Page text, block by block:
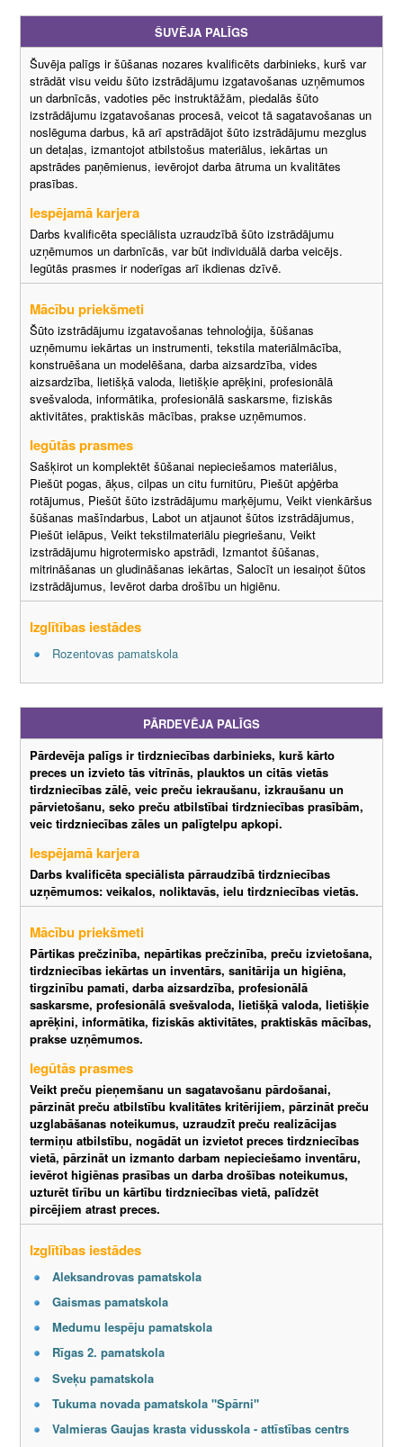
ŠUVĒJA PALĪGS
Šuvēja palīgs ir šūšanas nozares kvalificēts darbinieks, kurš var
strādāt visu veidu šūto izstrādājumu izgatavošanas uzņēmumos
un darbnīcās, vadoties pēc instruktāžām, piedalās šūto
izstrādājumu izgatavošanas procesā, veicot tā sagatavošanas un
noslēguma darbus, kā arī apstrādājot šūto izstrādājumu mezglus
un detaļas, izmantojot atbilstošus materiālus, iekārtas un
apstrādes paņēmienus, ievērojot darba ātruma un kvalitātes
prasības.
Iespējamā karjera
Darbs kvalificēta speciālista uzraudzībā šūto izstrādājumu
uzņēmumos un darbnīcās, var būt individuālā darba veicējs.
Iegūtās prasmes ir noderīgas arī ikdienas dzīvē.
Mācību priekšmeti
Šūto izstrādājumu izgatavošanas tehnoloģija, šūšanas
uzņēmumu iekārtas un instrumenti, tekstila materiālmācība,
konstruēšana un modelēšana, darba aizsardzība, vides
aizsardzība, lietišķā valoda, lietišķie aprēķini, profesionālā
svešvaloda, informātika, profesionālā saskarsme, fiziskās
aktivitātes, praktiskās mācības, prakse uzņēmumos.
Iegūtās prasmes
Sašķirot un komplektēt šūšanai nepieciešamos materiālus,
Piešūt pogas, āķus, cilpas un citu furnitūru, Piešūt apģērba
rotājumus, Piešūt šūto izstrādājumu marķējumu, Veikt vienkāršus
šūšanas mašīndarbus, Labot un atjaunot šūtos izstrādājumus,
Piešūt ielāpus, Veikt tekstilmateriālu piegriešanu, Veikt
izstrādājumu higrotermisko apstrādi, Izmantot šūšanas,
mitrināšanas un gludināšanas iekārtas, Salocīt un iesaiņot šūtos
izstrādājumus, Ievērot darba drošību un higiēnu.
Izglītības iestādes
Rozentovas pamatskola
PĀRDEVĒJA PALĪGS
Pārdevēja palīgs ir tirdzniecības darbinieks, kurš kārto
preces un izvieto tās vitrīnās, plauktos un citās vietās
tirdzniecības zālē, veic preču iekraušanu, izkraušanu un
pārvietošanu, seko preču atbilstībai tirdzniecības prasībām,
veic tirdzniecības zāles un palīgtelpu apkopi.
Iespējamā karjera
Darbs kvalificēta speciālista pārraudzībā tirdzniecības
uzņēmumos: veikalos, noliktavās, ielu tirdzniecības vietās.
Mācību priekšmeti
Pārtikas prečzinība, nepārtikas prečzinība, preču izvietošana,
tirdzniecības iekārtas un inventārs, sanitārija un higiēna,
tirgzinību pamati, darba aizsardzība, profesionālā
saskarsme, profesionālā svešvaloda, lietišķā valoda, lietišķie
aprēķini, informātika, fiziskās aktivitātes, praktiskās mācības,
prakse uzņēmumos.
Iegūtās prasmes
Veikt preču pieņemšanu un sagatavošanu pārdošanai,
pārzināt preču atbilstību kvalitātes kritērijiem, pārzināt preču
uzglabāšanas noteikumus, uzraudzīt preču realizācijas
termiņu atbilstību, nogādāt un izvietot preces tirdzniecības
vietā, pārzināt un izmanto darbam nepieciešamo inventāru,
ievērot higiēnas prasības un darba drošības noteikumus,
uzturēt tīrību un kārtību tirdzniecības vietā, palīdzēt
pircējiem atrast preces.
Izglītības iestādes
Aleksandrovas pamatskola
Gaismas pamatskola
Medumu Iespēju pamatskola
Rīgas 2. pamatskola
Sveķu pamatskola
Tukuma novada pamatskola "Spārni"
Valmieras Gaujas krasta vidusskola - attīstības centrs